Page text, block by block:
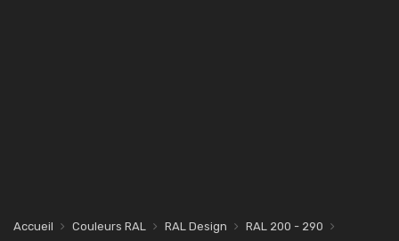
Accueil Couleurs RAL RAL Design
RAL 200 - 290